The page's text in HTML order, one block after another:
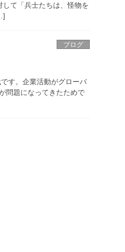
て「兵士たちは、怪物を
ブログ
す。企業活動がグローバ
問題になってきたためで